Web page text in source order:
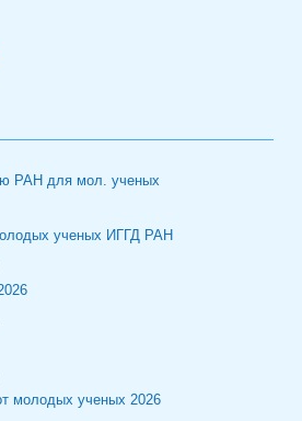
РАН для мол. ученых
ученых ИГГД РАН
молодых ученых 2026